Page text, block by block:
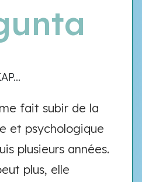
fait subir de la
et psychologique
plusieurs années.
plus, elle